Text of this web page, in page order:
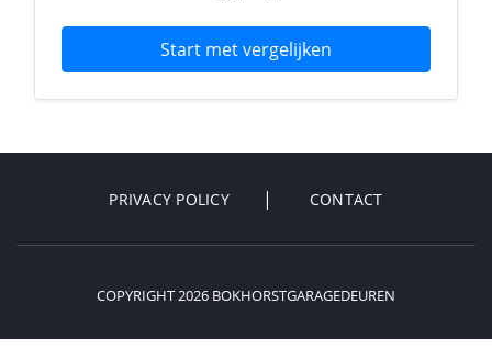
Start met vergelijken
PRIVACY POLICY CONTACT
COPYRIGHT 2026 BOKHORSTGARAGEDEUREN